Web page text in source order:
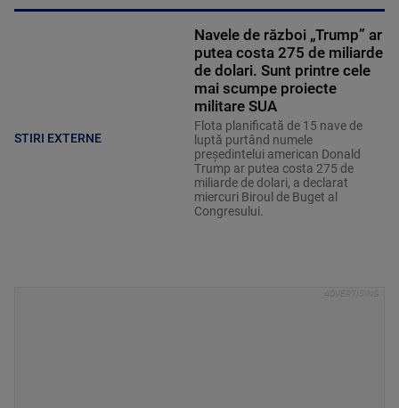
STIRI EXTERNE
Navele de război „Trump” ar
putea costa 275 de miliarde
de dolari. Sunt printre cele
mai scumpe proiecte
militare SUA
Flota planificată de 15 nave de
luptă purtând numele
preşedintelui american Donald
Trump ar putea costa 275 de
miliarde de dolari, a declarat
miercuri Biroul de Buget al
Congresului.